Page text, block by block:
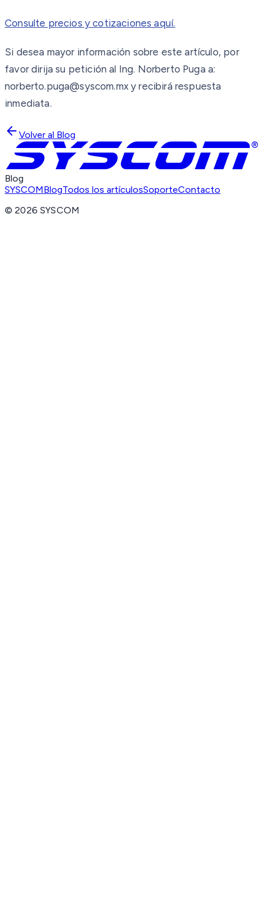
Consulte precios y cotizaciones aquí.
Si desea mayor información sobre este artículo, por
favor dirija su petición al Ing. Norberto Puga a:
norberto.puga@syscom.mx y recibirá respuesta
inmediata.
Volver al Blog
Blog
SYSCOMBlogTodos los artículosSoporteContacto
©2026 SYSCOM